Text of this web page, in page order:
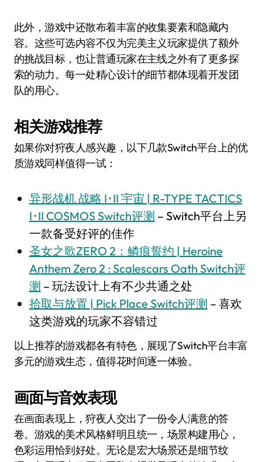
此外，游戏中还散布着丰富的收集要素和隐藏内
容。这些可选内容不仅为完美主义玩家提供了额外
的挑战目标，也让普通玩家在主线之外有了更多探
索的动力。每一处精心设计的细节都体现着开发团
队的用心。
相关游戏推荐
如果你对狩夜人感兴趣，以下几款Switch平台上的优
质游戏同样值得一试：
异形战机 战略 I･II 宇宙 | R-TYPE TACTICS
I･II COSMOS Switch评测 – Switch平台上另
一款备受好评的佳作
圣女之歌ZERO 2：鳞痕誓约 | Heroine
Anthem Zero 2 : Scalescars Oath Switch评
测 – 玩法设计上有不少共通之处
拾取与放置 | Pick Place Switch评测 – 喜欢
这类游戏的玩家不容错过
以上推荐的游戏都各有特色，展现了Switch平台丰富
多元的游戏生态，值得花时间逐一体验。
画面与音效表现
在画面表现上，狩夜人交出了一份令人满意的答
卷。游戏的美术风格鲜明且统一，场景构建用心，
色彩运用恰到好处。无论是宏大场景还是细节纹